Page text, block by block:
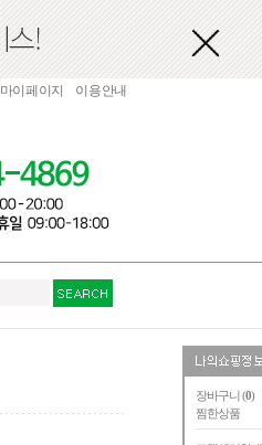
장바구니 (0)
찜한상품
마이페이지 이용안내